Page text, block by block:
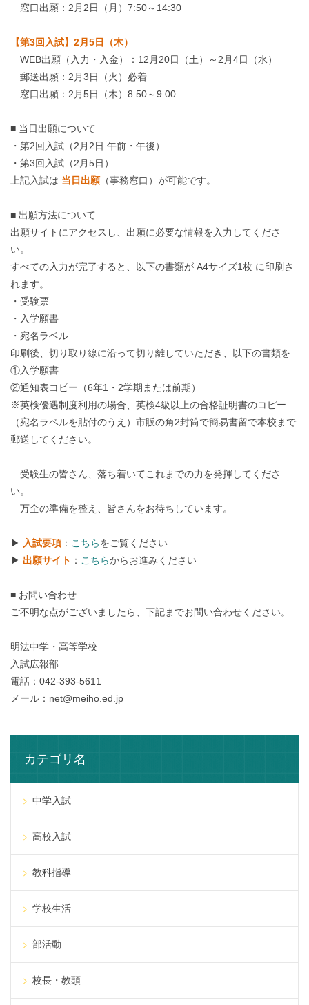
窓口出願：2月2日（月）7:50～14:30
【第3回入試】2月5日（木）
WEB出願（入力・入金）：12月20日（土）～2月4日（水）
郵送出願：2月3日（火）必着
窓口出願：2月5日（木）8:50～9:00
■ 当日出願について
・第2回入試（2月2日 午前・午後）
・第3回入試（2月5日）
上記入試は 当日出願（事務窓口）が可能です。
■ 出願方法について
出願サイトにアクセスし、出願に必要な情報を入力してくださ
い。
すべての入力が完了すると、以下の書類が A4サイズ1枚 に印刷さ
れます。
・受験票
・入学願書
・宛名ラベル
印刷後、切り取り線に沿って切り離していただき、以下の書類を
①入学願書
②通知表コピー（6年1・2学期または前期）
※英検優遇制度利用の場合、英検4級以上の合格証明書のコピー
（宛名ラベルを貼付のうえ）市販の角2封筒で簡易書留で本校まで
郵送してください。
受験生の皆さん、落ち着いてこれまでの力を発揮してくださ
い。
万全の準備を整え、皆さんをお待ちしています。
▶ 入試要項 ： こちらをご覧ください
▶ 出願サイト ： こちらからお進みください
■ お問い合わせ
ご不明な点がございましたら、下記までお問い合わせください。
明法中学・高等学校
入試広報部
電話：042-393-5611
メール：net@meiho.ed.jp
カテゴリ名
中学入試
高校入試
教科指導
学校生活
部活動
校長・教頭